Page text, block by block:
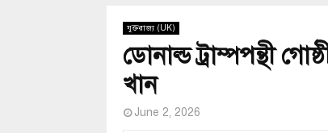
যুক্তরাজ্য (UK)
ডোনাল্ড ট্রাম্পপন্থী
খান
June 2, 2026